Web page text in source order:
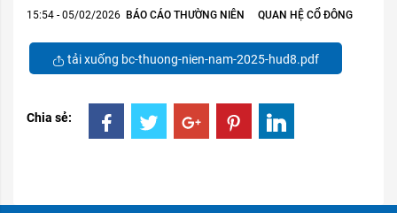
15:54 - 05/02/2026 BÁO CÁO THƯỜNG NIÊN QUAN HỆ CỔ ĐÔNG
tải xuống bc-thuong-nien-nam-2025-hud8.pdf
Chia sẻ: